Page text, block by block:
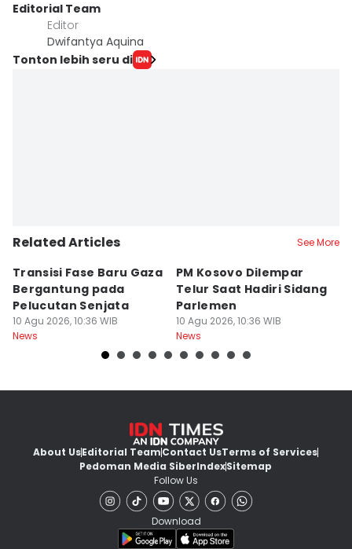
Editorial Team
Editor
Dwifantya Aquina
Tonton lebih seru di
Related Articles See More
Transisi Fase Baru Gaza
Bergantung pada
Pelucutan Senjata
10 Agu 2026, 10:36 WIB
News
PM Kosovo Dilempar
Telur Saat Hadiri Sidang
Parlemen
10 Agu 2026, 10:36 WIB
News
About UsEditorial TeamContact UsTerms of Services
Pedoman Media SiberIndexSitemap
Follow Us
Download